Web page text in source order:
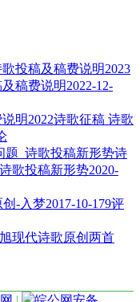
2023
稿费说明2022-12-
2022诗歌征稿 诗歌
诗
歌投稿新形势2020-
创-入梦2017-10-179评
现代诗歌原创两首